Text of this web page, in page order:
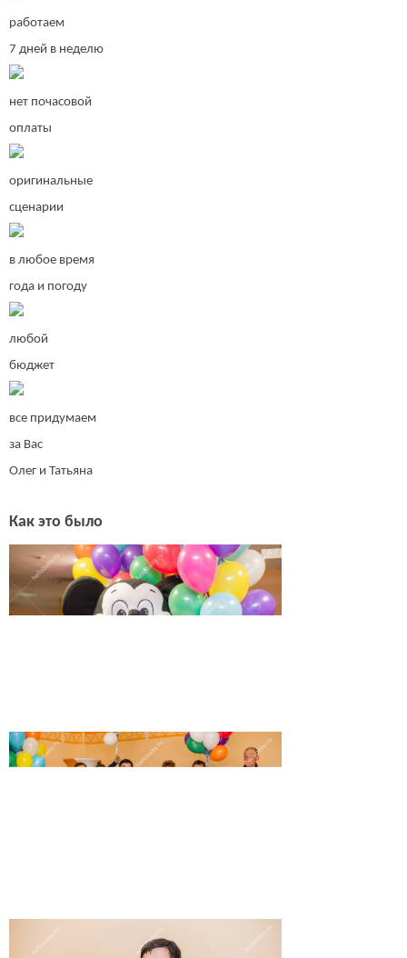
работаем
7 дней в неделю
нет почасовой
оплаты
оригинальные
сценарии
в любое время
года и погоду
любой
бюджет
все придумаем
за Вас
Олег и Татьяна
Как это было